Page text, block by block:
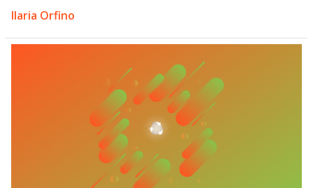
Ilaria Orfino